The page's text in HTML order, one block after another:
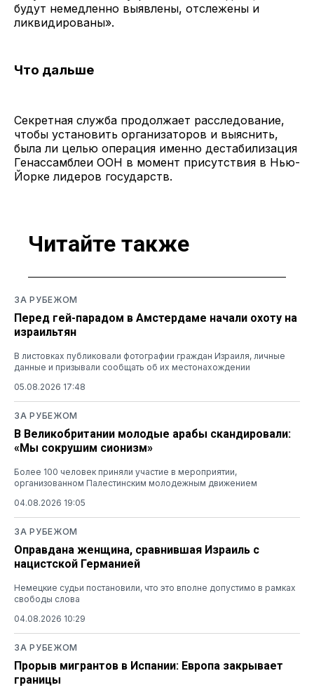
будут немедленно выявлены, отслежены и
ликвидированы».
Что дальше
Секретная служба продолжает расследование,
чтобы установить организаторов и выяснить,
была ли целью операция именно дестабилизация
Генассамблеи ООН в момент присутствия в Нью-
Йорке лидеров государств.
Читайте также
ЗА РУБЕЖОМ
Перед гей-парадом в Амстердаме начали охоту на
израильтян
В листовках публиковали фотографии граждан Израиля, личные
данные и призывали сообщать об их местонахождении
05.08.2026 17:48
ЗА РУБЕЖОМ
В Великобритании молодые арабы скандировали:
«Мы сокрушим сионизм»
Более 100 человек приняли участие в мероприятии,
организованном Палестинским молодежным движением
04.08.2026 19:05
ЗА РУБЕЖОМ
Оправдана женщина, сравнившая Израиль с
нацистской Германией
Немецкие судьи постановили, что это вполне допустимо в рамках
свободы слова
04.08.2026 10:29
ЗА РУБЕЖОМ
Прорыв мигрантов в Испании: Европа закрывает
границы